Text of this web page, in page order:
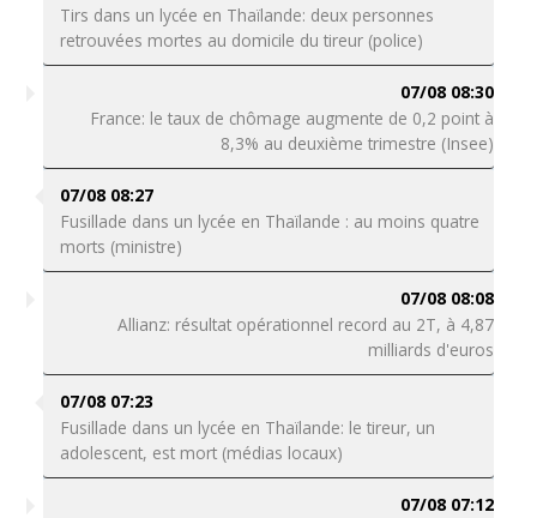
Tirs dans un lycée en Thaïlande: deux personnes
retrouvées mortes au domicile du tireur (police)
07/08 08:30
France: le taux de chômage augmente de 0,2 point à
8,3% au deuxième trimestre (Insee)
07/08 08:27
Fusillade dans un lycée en Thaïlande : au moins quatre
morts (ministre)
07/08 08:08
Allianz: résultat opérationnel record au 2T, à 4,87
milliards d'euros
07/08 07:23
Fusillade dans un lycée en Thaïlande: le tireur, un
adolescent, est mort (médias locaux)
07/08 07:12